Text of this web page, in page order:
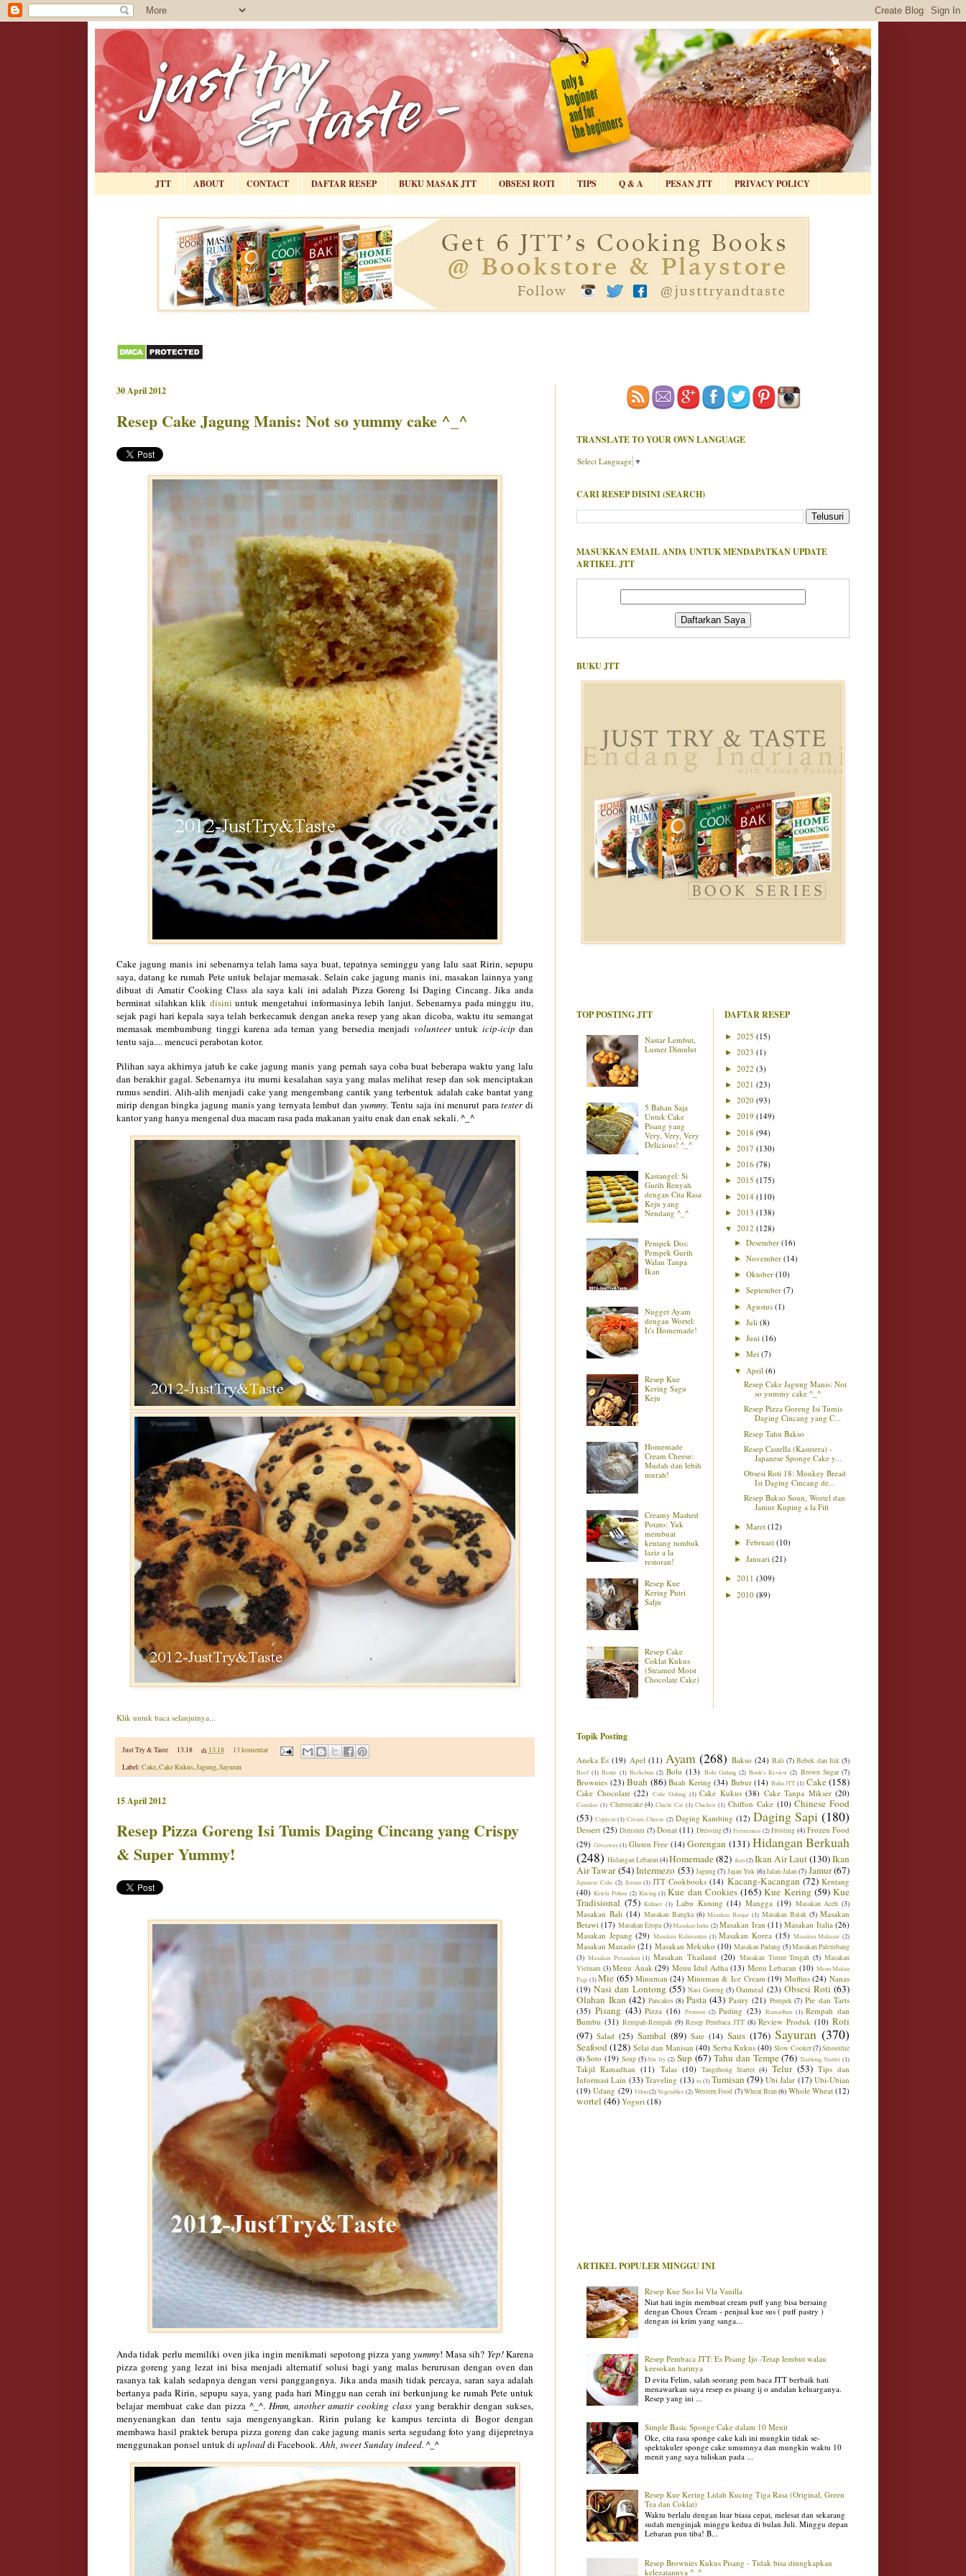
JTT ABOUT CONTACT DAFTAR RESEP BUKU MASAK JTT OBSESI ROTI TIPS Q & A PESAN JTT PRIVACY POLICY
30 April 2012
Resep Cake Jagung Manis: Not so yummy cake ^_^
Cake jagung manis ini sebenarnya telah lama saya buat, tepatnya seminggu yang lalu saat Ririn, sepupu
saya, datang ke rumah Pete untuk belajar memasak. Selain cake jagung manis ini, masakan lainnya yang
dibuat di Amatir Cooking Class ala saya kali ini adalah Pizza Goreng Isi Daging Cincang. Jika anda
berminat silahkan klik disiniuntuk mengetahui informasinya lebih lanjut. Sebenarnya pada minggu itu,
sejak pagi hari kepala saya telah berkecamuk dengan aneka resep yang akan dicoba, waktu itu semangat
memasak membumbung tinggi karena ada teman yang bersedia menjadi volunteeruntuk icip-icip dan
tentu saja.... mencuci perabotan kotor.
Pilihan saya akhirnya jatuh ke cake jagung manis yang pernah saya coba buat beberapa waktu yang lalu
dan berakhir gagal. Sebenarnya itu murni kesalahan saya yang malas melihat resep dan sok menciptakan
rumus sendiri. Alih-alih menjadi cake yang mengembang cantik yang terbentuk adalah cake bantat yang
mirip dengan bingka jagung manis yang ternyata lembut dan yummy.Tentu saja ini menurut paratesterdi
kantor yang hanya mengenal dua macam rasa pada makanan yaitu enak dan enak sekali. ^_^
Klik untuk baca selanjutnya...
Just Try & Taste 13.18 di 13.18
13 komentar
Label: Cake,Cake Kukus,Jagung,Sayuran
15 April 2012
Resep Pizza Goreng Isi Tumis Daging Cincang yang Crispy
& Super Yummy!
Anda tidak perlu memiliki oven jika ingin menikmati sepotong pizza yangyummy! Masa sih? Yep!Karena
pizza goreng yang lezat ini bisa menjadi alternatif solusi bagi yang malas berurusan dengan oven dan
rasanya tak kalah sedapnya dengan versi panggangnya. Jika anda masih tidak percaya, saran saya adalah
bertanya pada Ririn, sepupu saya, yang pada hari Minggu nan cerah ini berkunjung ke rumah Pete untuk
belajar membuat cake dan pizza ^_^. Hmm, another amatir cooking class yang berakhir dengan sukses,
menyenangkan dan tentu saja mengenyangkan. Ririn pulang ke kampus tercinta di Bogor dengan
membawa hasil praktek berupa pizza goreng dan cake jagung manis serta segudang foto yang dijepretnya
menggunakan ponsel untuk di uploaddi Facebook.Ahh, sweet Sunday indeed. ^_^
TRANSLATE TO YOUR OWN LANGUAGE
Select Language ▼
CARI RESEP DISINI (SEARCH)
MASUKKAN EMAIL ANDA UNTUK MENDAPATKAN UPDATE
ARTIKEL JTT
BUKU JTT
TOP POSTING JTT
Nastar Lembut,
Lumer Dimulut
5 Bahan Saja
Untuk Cake
Pisang yang
Very, Very, Very
Delicious! ^_^
Kastangel: Si
Gurih Renyah
dengan Cita Rasa
Keju yang
Nendang ^_^
Pempek Dos:
Pempek Gurih
Walau Tanpa
Ikan
Nugget Ayam
dengan Wortel:
It's Homemade!
Resep Kue
Kering Sagu
Keju
Homemade
Cream Cheese:
Mudah dan lebih
murah!
Creamy Mashed
Potato: Yuk
membuat
kentang tumbuk
laziz a la
restoran!
Resep Kue
Kering Putri
Salju
Resep Cake
Coklat Kukus
(Steamed Moist
Chocolate Cake)
DAFTAR RESEP
► 2025 (15)
► 2023 (1)
► 2022 (3)
► 2021 (23)
► 2020 (93)
► 2019 (149)
► 2018 (94)
► 2017 (130)
► 2016 (78)
► 2015 (175)
► 2014 (110)
► 2013 (138)
▼ 2012 (128)
►Desember(16)
►November(14)
►Oktober(10)
►September(7)
► Agustus(1)
►Juli(8)
►Juni(16)
►Mei(7)
▼ April(6)
Resep Cake Jagung Manis: Not
so yummy cake ^_^
Resep Pizza Goreng Isi Tumis
Daging Cincang yang C...
Resep Tahu Bakso
Resep Castella (Kasutera) -
Japanese Sponge Cake y...
Obsesi Roti 18: Monkey Bread
Isi Daging Cincang de...
Resep Bakso Soun, Wortel dan
Jamur Kuping a la Fifi
►Maret(12)
►Februari(10)
►Januari(21)
► 2011 (309)
► 2010 (89)
Topik Posting
Aneka Es (19) Apel (11) Ayam (268) Bakso (24) Bali (7) Bebek dan Itik (5)
Beef (1) Bento (1) Berkebun (2) Bolu (13) Bolu Gulung (2) Book's Review (2) Brown Sugar (7)
Brownies (23) Buah (86) Buah Kering (34) Bubur (14) Buku JTT (1) Cake(158)
Cake Chocolate (22) Cake Gulung (1) Cake Kukus (38) Cake Tanpa Mikser (20)
Camilan (1) Cheesecake (4) Chichi Cat (1) Chicken (1) Chiffon Cake (10) Chinese Food
(53) Copycat (1) Cream Cheese (2) Daging Kambing (12) Daging Sapi (180)
Dessert (25) Dimsum (7) Donat (11) Dressing (5) Fermentasi (2) Frosting (4) Frozen Food
(29) Giveaway (1) Gluten Free (14) Gorengan (131) Hidangan Berkuah
(248) Hidangan Lebaran(4)Homemade(82) ikan (2) Ikan Air Laut(130)Ikan
Air Tawar (54)Intermezo (53) Jagung(7) Jajan Yuk (6)Jalan-Jalan(7) Jamur(67)
Japanese Cake (2) Jeroan (1) JTT Cookbooks (14) Kacang-Kacangan (72) Kentang
(40) Ketela Pohon (2) Kucing (1) Kue dan Cookies (165) Kue Kering (59) Kue
Tradisional (75) Kuliner (1) Labu Kuning (14) Mangga (19) Masakan Aceh (3)
Masakan Bali (14) Masakan Bangka (6) Masakan Banjar (1) Masakan Batak (5) Masakan
Betawi (17) Masakan Eropa (3) Masakan India (2) Masakan Iran (11) Masakan Italia (26)
Masakan Jepang (29) Masakan Kalimantan (1) Masakan Korea (15) Masakan Makasar (2)
Masakan Manado (21) Masakan Meksiko (10) Masakan Padang (5)Masakan Palembang
(3) Masakan Peranakan (1) Masakan Thailand (20) Masakan Timur Tengah (5) Masakan
Vietnam (3)Menu Anak (29) Menu Idul Adha (13) Menu Lebaran (10) Menu Makan
Pagi (1) Mie (65) Minuman (24) Minuman & Ice Cream (19) Muffins (24) Nanas
(19) Nasi dan Lontong (55) Nasi Goreng (5) Oatmeal (23) Obsesi Roti (63)
Olahan Ikan (42) Pancakes (8) Pasta (43) Pastry (21) Pempek (7) Pie dan Tarts
(35) Pisang (43) Pizza (16) Promosi (2) Puding (23) Ramadhan (1) Rempah dan
Bumbu (31) Rempah-Rempah (9) Resep Pembaca JTT (8) Review Produk (10) Roti
(97) Salad (25) Sambal (89) Sate (14) Saus (176) Sayuran (370)
Seafood(128) Selai dan Manisan (40) Serba Kukus (40) Slow Cooker(7)Smoothie
(8) Soto (19) Soup (5) Stir fry (2) Sup (67) Tahu dan Tempe (76) Taizhong Starter (1)
Takjil Ramadhan (11) Talas (10) Tangzhong Starter (4) Telur (53) Tips dan
Informasi Lain (33) Traveling (13) tu (1) Tumisan (79) Ubi Jalar (17) Ubi-Ubian
(19) Udang (29) Udon (2) Vegetables (2) Western Food (7)Wheat Bran(6) Whole Wheat (12)
wortel (46) Yogurt (18)
ARTIKEL POPULER MINGGU INI
Resep Kue Sus Isi Vla Vanilla
Niat hati ingin membuat cream puff yang bisa bersaing
dengan Choux Cream - penjual kue sus ( puff pastry )
dengan isi krim yang sanga...
Resep Pembaca JTT: Es Pisang Ijo -Tetap lembut walau
keesokan harinya
D evita Felim, salah seorang pem baca JTT berbaik hati
menawarkan saya resep es pisang ij o andalan keluarganya.
Resep yang ini ...
Simple Basic Sponge Cake dalam 10 Menit
Oke, cita rasa sponge cake kali ini mungkin tidak se-
spektakuler sponge cake umumnya dan mungkin waktu 10
menit yang saya tuliskan pada ...
Resep Kue Kering Lidah Kucing Tiga Rasa (Original, Green
Tea dan Coklat)
Waktu berlalu dengan luar biasa cepat, melesat dan sekarang
sudah menginjak minggu kedua di bulan Juli. Minggu depan
Lebaran pun tiba! B...
Resep Brownies Kukus Pisang - Tidak bisa diungkapkan
kelezatannya ^_^